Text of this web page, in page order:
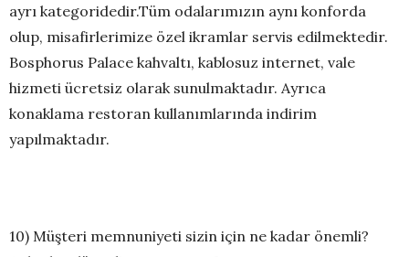
ayrı kategoridedir.Tüm odalarımızın aynı konforda
olup, misafirlerimize özel ikramlar servis edilmektedir.
Bosphorus Palace kahvaltı, kablosuz internet, vale
hizmeti ücretsiz olarak sunulmaktadır. Ayrıca
konaklama restoran kullanımlarında indirim
yapılmaktadır.
10) Müşteri memnuniyeti sizin için ne kadar önemli?